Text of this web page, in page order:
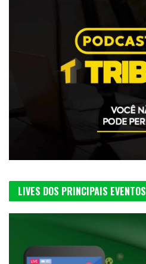
LIVES DOS PRINCIPAIS EVENTOS